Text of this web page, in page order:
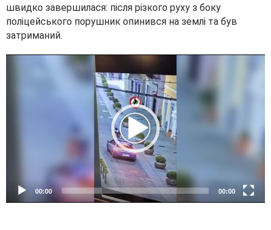
швидко завершилася: після різкого руху з боку
поліцейського порушник опинився на землі та був
затриманий.
r
00:00 00:00